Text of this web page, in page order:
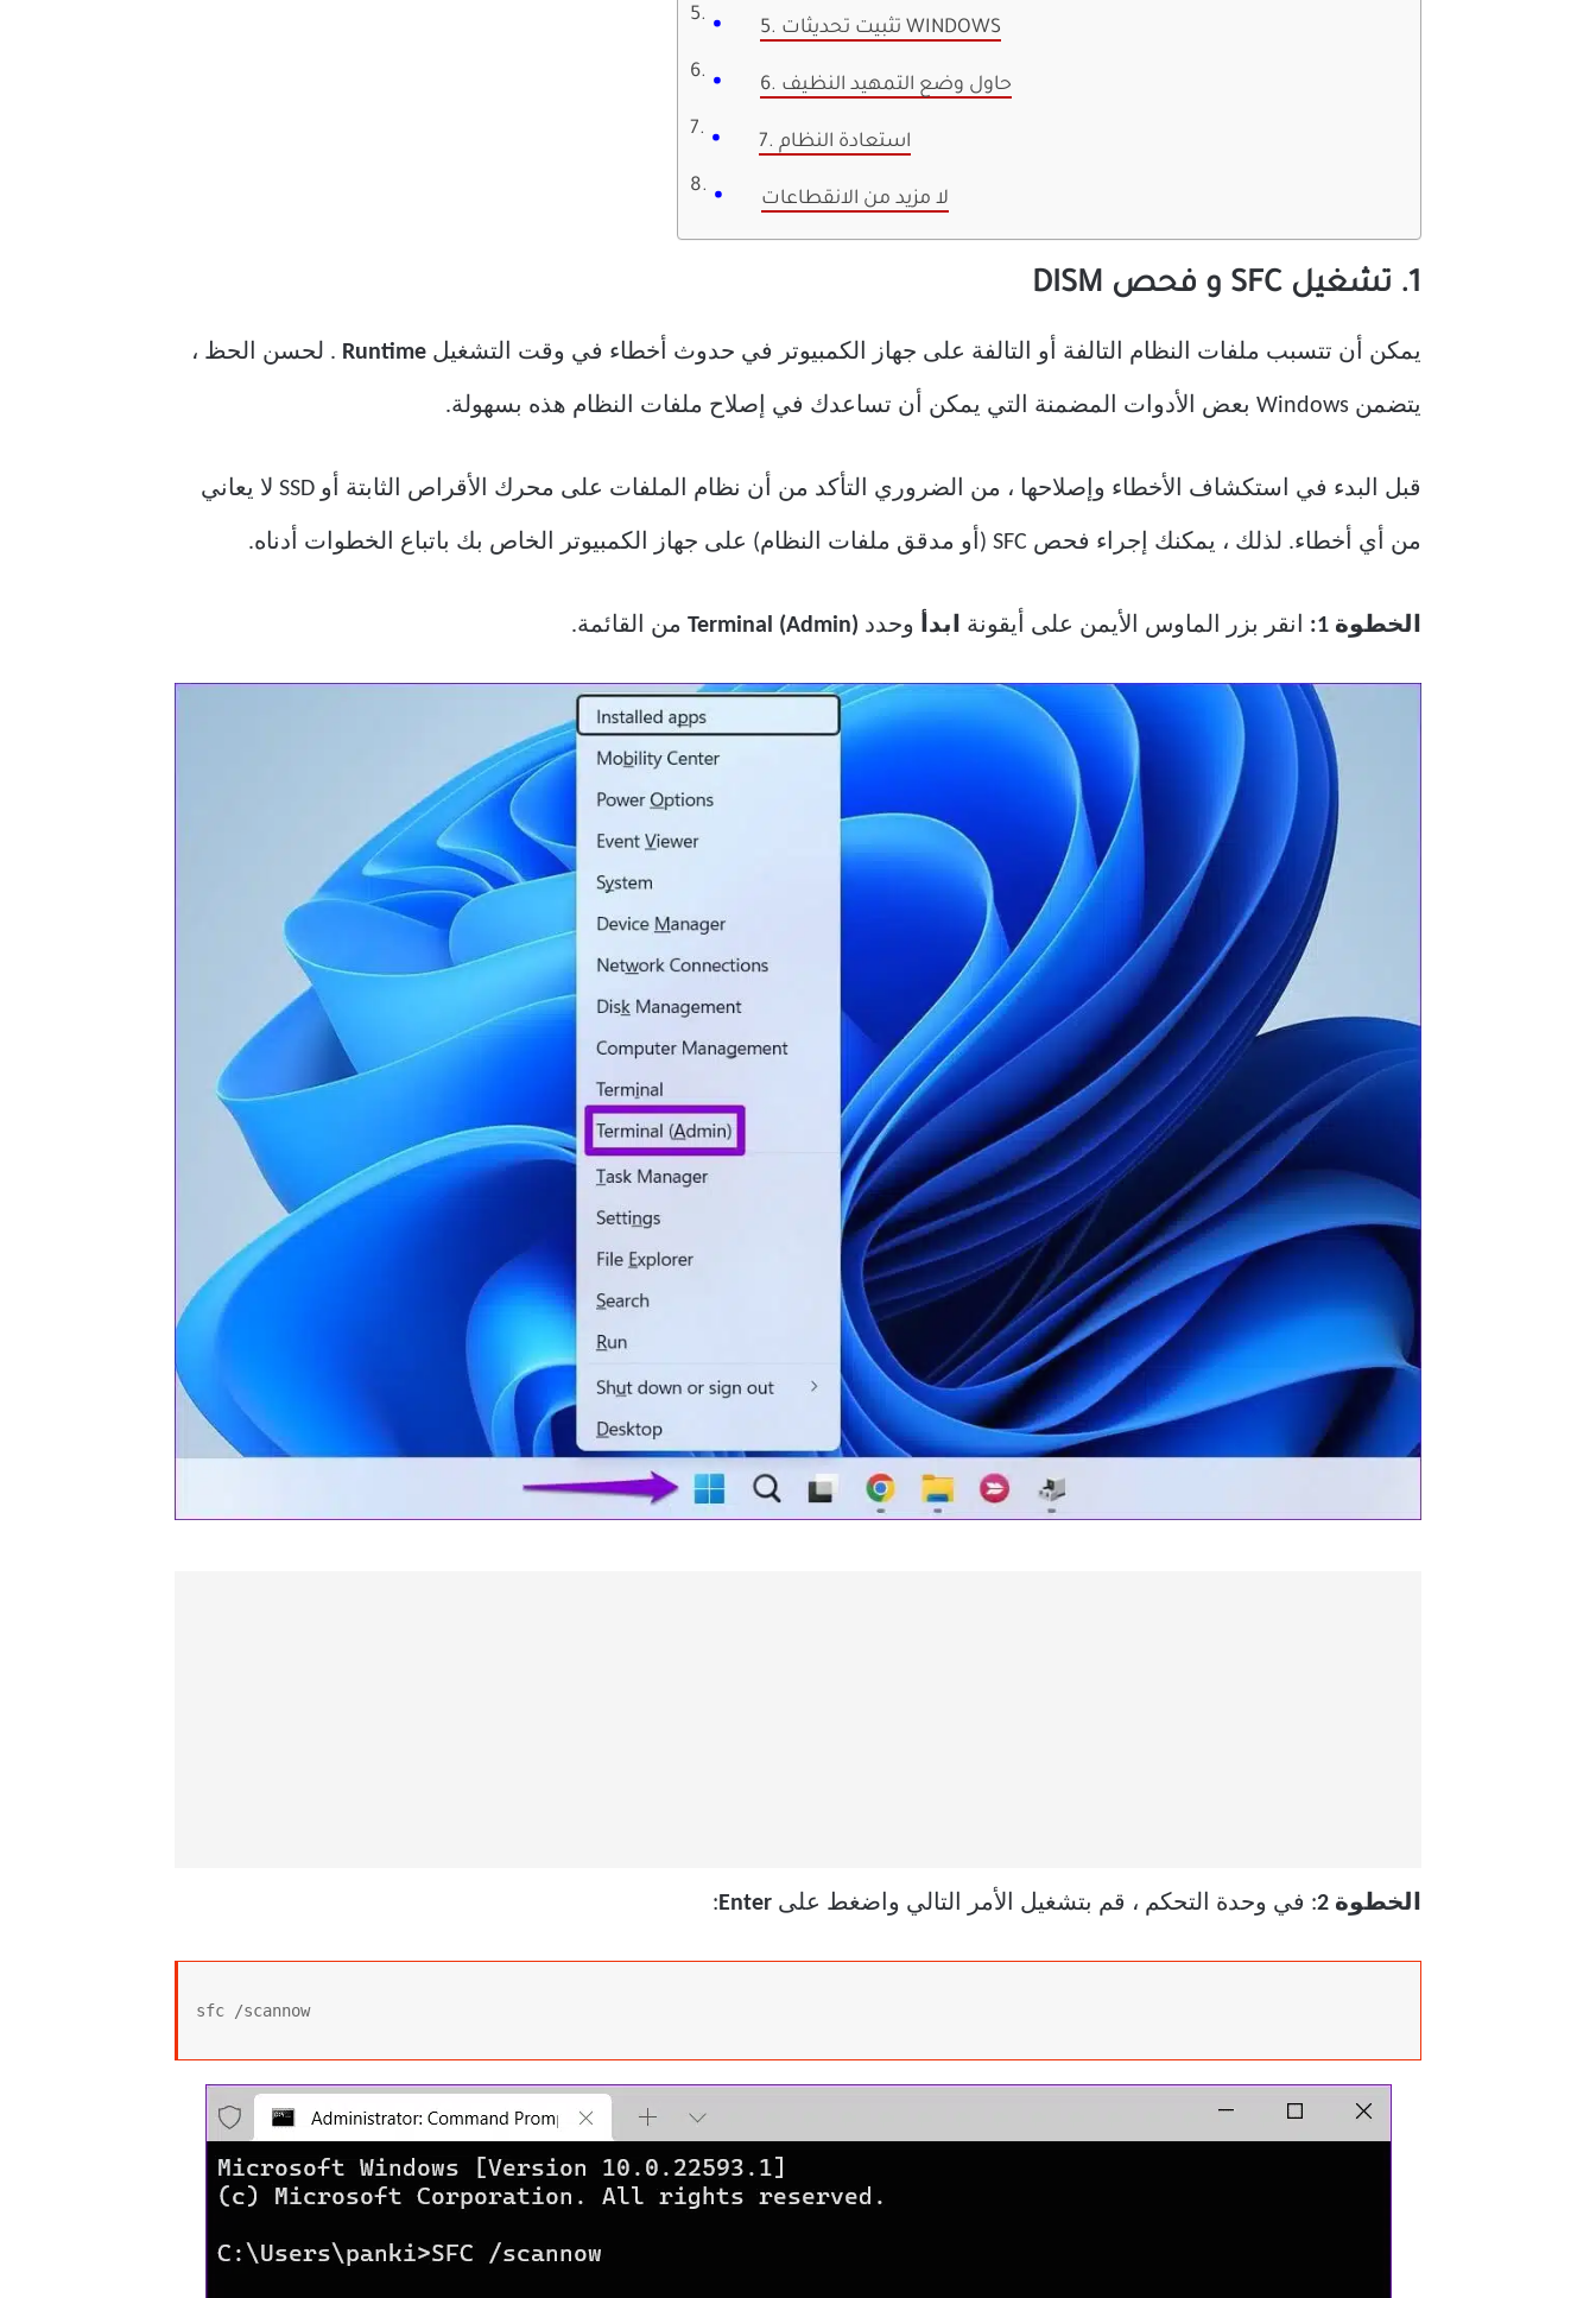
5. تثبيت تحديثات WINDOWS
6. حاول وضع التمهيد النظيف
7. استعادة النظام
لا مزيد من الانقطاعات
1. تشغيل SFC و فحص DISM
يمكن أن تتسبب ملفات النظام التالفة أو التالفة على جهاز الكمبيوتر في حدوث أخطاء في وقت التشغيل Runtime . لحسن الحظ ،
يتضمن Windows بعض الأدوات المضمنة التي يمكن أن تساعدك في إصلاح ملفات النظام هذه بسهولة.
قبل البدء في استكشاف الأخطاء وإصلاحها ، من الضروري التأكد من أن نظام الملفات على محرك الأقراص الثابتة أو SSD لا يعاني
من أي أخطاء. لذلك ، يمكنك إجراء فحص SFC (أو مدقق ملفات النظام) على جهاز الكمبيوتر الخاص بك باتباع الخطوات أدناه.
الخطوة 1: انقر بزر الماوس الأيمن على أيقونة ابدأ وحدد Terminal (Admin) من القائمة.
الخطوة 2 : في وحدة التحكم ، قم بتشغيل الأمر التالي واضغط على Enter
:
sfc /scannow